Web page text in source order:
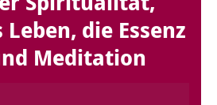
die Essenz
Meditation